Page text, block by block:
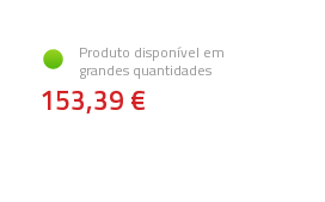
Produto disponível em
grandes quantidades
153,39 €